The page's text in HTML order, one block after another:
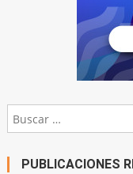
PUBLICACIONES